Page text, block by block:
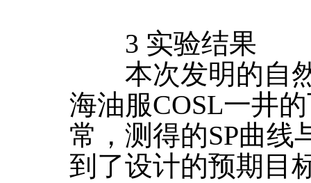
3 实验结果
本次发明的自然
海油服COSL一井
常，测得的SP曲线
到了设计的预期目